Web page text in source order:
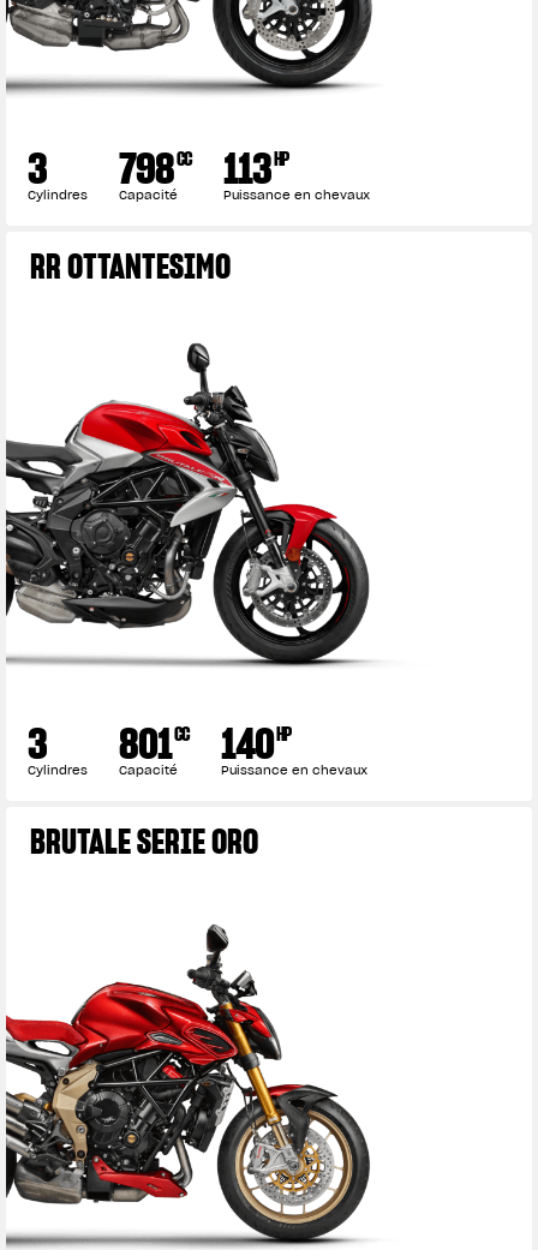
3
Cylindres 798CC
Capacité 113HP
Puissance en chevaux
RR OTTANTESIMO
3
Cylindres 801CC
Capacité 140HP
Puissance en chevaux
BRUTALE SERIE ORO